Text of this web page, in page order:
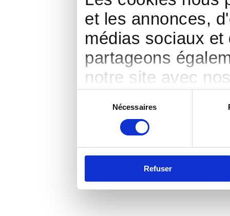
et les annonces,
médias sociaux
partageons
notre site avec
d'autres
ont collectées
consentement
Nécessaires
Refuser